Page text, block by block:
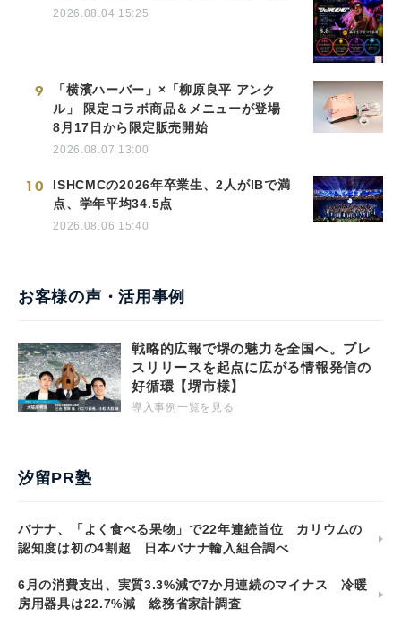
2026.08.04 15:25
9
「横濱ハーバー」×「柳原良平 アンク
ル」 限定コラボ商品＆メニューが登場
8月17日から限定販売開始
2026.08.07 13:00
10
ISHCMCの2026年卒業生、2人がIBで満
点、学年平均34.5点
2026.08.06 15:40
お客様の声・活用事例
戦略的広報で堺の魅力を全国へ。プレ
スリリースを起点に広がる情報発信の
好循環【堺市様】
導入事例一覧を見る
汐留PR塾
バナナ、「よく食べる果物」で22年連続首位 カリウムの
認知度は初の4割超 日本バナナ輸入組合調べ
6月の消費支出、実質3.3%減で7か月連続のマイナス 冷暖
房用器具は22.7%減 総務省家計調査